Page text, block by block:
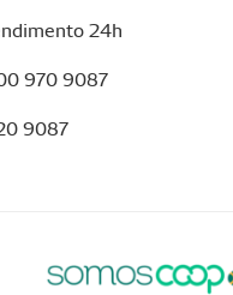
24h
970 9087
9087